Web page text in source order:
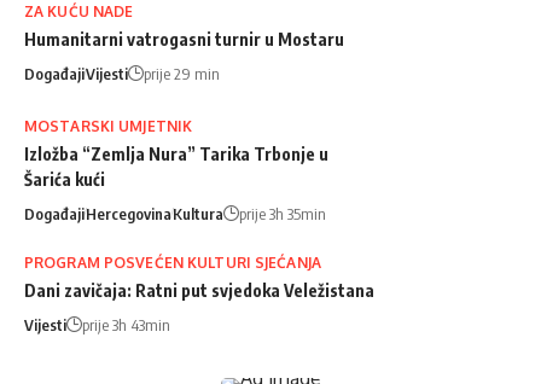
ZA KUĆU NADE
Humanitarni vatrogasni turnir u Mostaru
DogađajiVijesti prije 29 min
MOSTARSKI UMJETNIK
Izložba “Zemlja Nura” Tarika Trbonje u
Šarića kući
DogađajiHercegovinaKultura prije 3h 35min
PROGRAM POSVEĆEN KULTURI SJEĆANJA
Dani zavičaja: Ratni put svjedoka Veležistana
Vijesti prije 3h 43min